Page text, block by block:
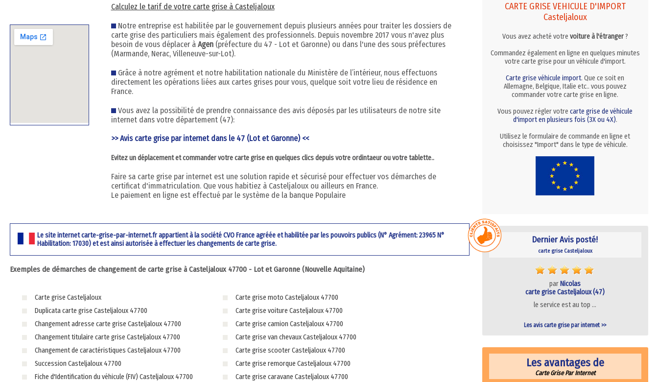
Calculez le tarif de votre carte grise à Casteljaloux
Notre entreprise est habilitée par le gouvernement depuis plusieurs années pour traiter les dossiers de
carte grise des particuliers mais également des professionnels. Depuis novembre 2017 vous n'avez plus
besoin de vous déplacer à Agen(préfecture du 47 - Lot et Garonne) ou dans l'une des sous préfectures
(Marmande, Nerac, Villeneuve-sur-Lot).
Grâce à notre agrément et notre habilitation nationale du Ministère de l’intérieur, nous effectuons
directement les opérations liées aux cartes grises pour vous, quelque soit votre lieu de résidence en
France.
Vous avez la possibilité de prendre connaissance des avis déposés par les utilisateurs de notre site
internet dans votre département (47):
>> Avis carte grise par internet dans le 47 (Lot et Garonne) <<
Evitez un déplacement et commander votre carte grise en quelques clics depuis votre ordintaeur ou votre tablette..
Faire sa carte grise par internet est une solution rapide et sécurisé pour effectuer vos démarches de
certificat d'immatriculation. Que vous habitiez à Casteljaloux ou ailleurs en France.
Le paiement en ligne est effectué par le système de la banque Populaire
Le site internet carte-grise-par-internet.fr appartient à la société CVO France agréée et habilitée par les pouvoirs publics (N° Agrément: 23965 N°
Habilitation: 17030) et est ainsi autorisée à effectuer les changements de carte grise.
Exemples de démarches de changement de carte grise à Casteljaloux 47700 - Lot et Garonne (Nouvelle Aquitaine)
Carte grise Casteljaloux
Duplicata carte grise Casteljaloux 47700
Changement adresse carte grise Casteljaloux 47700
Changement titulaire carte grise Casteljaloux 47700
Changement de caractéristiques Casteljaloux 47700
Succession Casteljaloux 47700
Fiche d'Identification du véhicule (FIV) Casteljaloux 47700
Carte grise moto Casteljaloux 47700
Carte grise voiture Casteljaloux 47700
Carte grise camion Casteljaloux 47700
Carte grise van chevaux Casteljaloux 47700
Carte grise scooter Casteljaloux 47700
Carte grise remorque Casteljaloux 47700
Carte grise caravane Casteljaloux 47700
CARTE GRISE VEHICULE D'IMPORT
Casteljaloux
Vous avez acheté votre voiture à l'étranger?
Commandez également en ligne en quelques minutes
votre carte grise pour un véhicule d'import.
Carte grise véhicule import. Que ce soit en
Allemagne, Belgique, Italie etc.. vous pouvez
commander votre carte grise en ligne.
Vous pouvez régler votrecarte grise de véhicule
d'import en plusieurs fois (3X ou 4X).
Utilisez le formulaire de commande en ligne et
choisissez "Import" dans le type de véhicule.
Dernier Avis posté!
carte grise Casteljaloux
par Nicolas
carte grise Casteljaloux (47)
le service est au top …
Les avis carte grise par internet >>
Les avantages de
Carte Grise Par Internet